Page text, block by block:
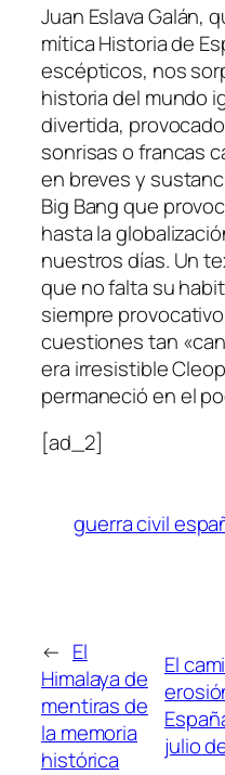
Juan Eslava Galán,
míticaHistoria de
escépticos, nos
historia del mundo
divertida,
sonrisas o francas
en breves y
Big Bang que
hasta la
nuestros días. Un
que no falta su
siempre
cuestiones tan
era irresistible
permaneció en el
[ad_2]
guerra civil
← El
Himalaya de
mentiras de
la memoria
histórica
El
julio